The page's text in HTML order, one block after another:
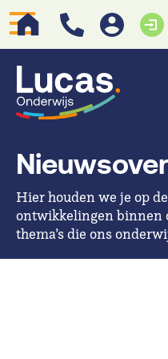
Hier houden we je op
ontwikkelingen binnen
thema’s die ons